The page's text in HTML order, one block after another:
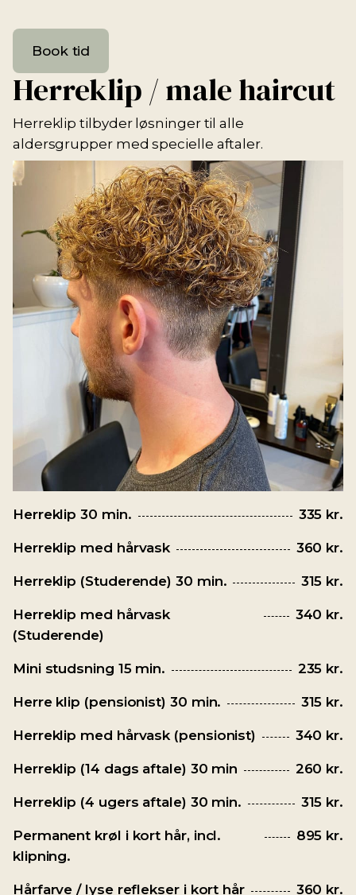
Book tid
Herreklip / male haircut
Herreklip tilbyder løsninger til alle
aldersgrupper med specielle aftaler.
Herreklip 30 min. 335 kr.
Herreklip med hårvask 360 kr.
Herreklip (Studerende) 30 min. 315 kr.
Herreklip med hårvask
(Studerende)
340 kr.
Mini studsning 15 min. 235 kr.
Herre klip (pensionist) 30 min. 315 kr.
Herreklip med hårvask (pensionist) 340 kr.
Herreklip (14 dags aftale) 30 min 260 kr.
Herreklip (4 ugers aftale) 30 min. 315 kr.
Permanent krøl i kort hår, incl.
klipning.
895 kr.
Hårfarve / lyse reflekser i kort hår 360 kr.